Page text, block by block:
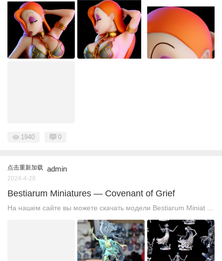
1940 0
点击重新加载 admin
2024-4-28
Bestiarum Miniatures — Covenant of Grief
На нашем сайте вы можете скачать модели Bestiarum Miniat ...